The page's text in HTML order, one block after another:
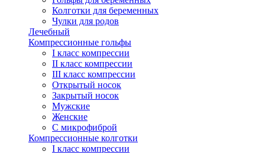
Колготки для беременных
Чулки для родов
Лечебный
Компрессионные гольфы
I класс компрессии
II класс компрессии
III класс компрессии
Открытый носок
Закрытый носок
Мужские
Женские
С микрофиброй
Компрессионные колготки
I класс компрессии